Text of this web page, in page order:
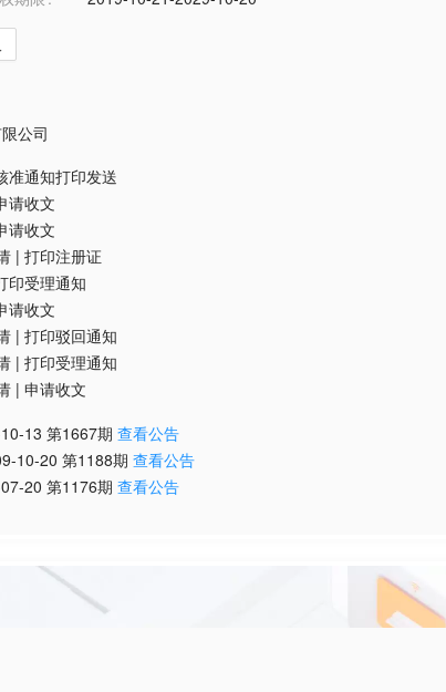
公司
准通知打印发送
请收文
请收文
| 打印注册证
印受理通知
请收文
| 打印驳回通知
| 打印受理通知
| 申请收文
13 第1667期 查看公告
10-20 第1188期 查看公告
20 第1176期 查看公告